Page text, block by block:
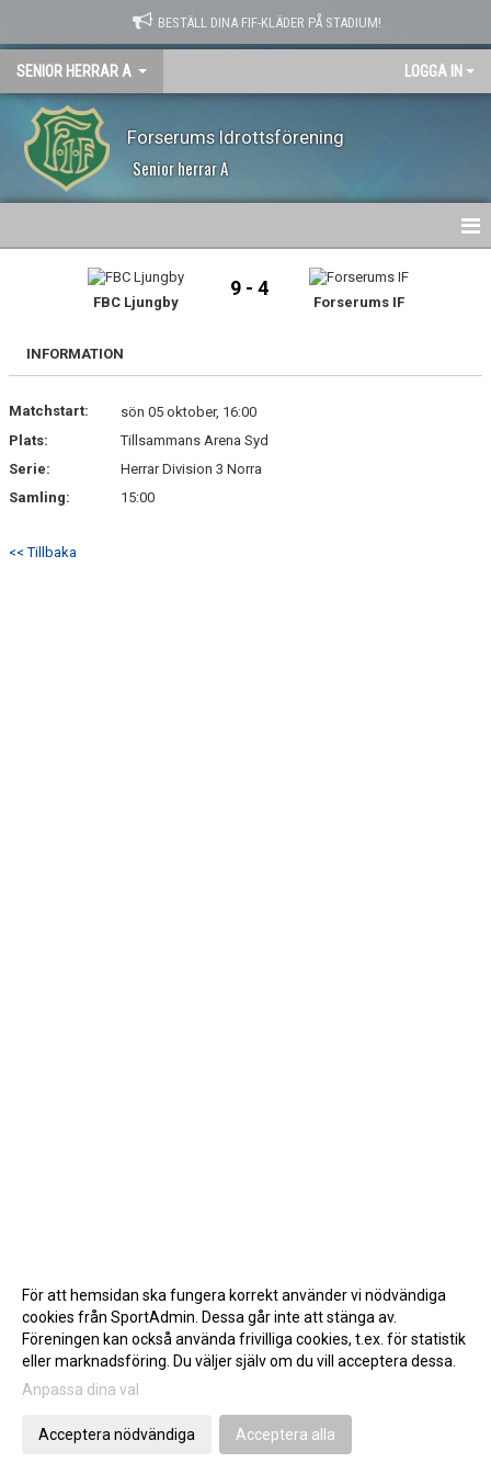
BESTÄLL DINA FIF-KLÄDER PÅ STADIUM!
SENIOR HERRAR A LOGGA IN
Forserums Idrottsförening
Senior herrar A
KALENDER
MATCHER
BILDGALLERI
DOKUMENT
FBC Ljungby
9 - 4
Forserums IF
INFORMATION
Matchstart:
sön 05 oktober, 16:00
Plats:
Tillsammans Arena Syd
Serie:
Herrar Division 3 Norra
Samling:
15:00
<< Tillbaka
Gå till Webbversion
För att hemsidan ska fungera korrekt använder vi nödvändiga
cookies från SportAdmin. Dessa går inte att stänga av.
Föreningen kan också använda frivilliga cookies, t.ex. för statistik
eller marknadsföring. Du väljer själv om du vill acceptera dessa.
Anpassa dina val
Acceptera nödvändiga Acceptera alla